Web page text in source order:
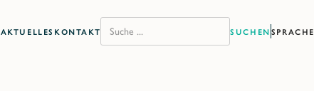
AKTUELLES KONTAKT SPRACHE